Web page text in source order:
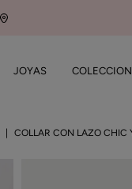
JOYAS
COLLAR CON LAZO CHIC